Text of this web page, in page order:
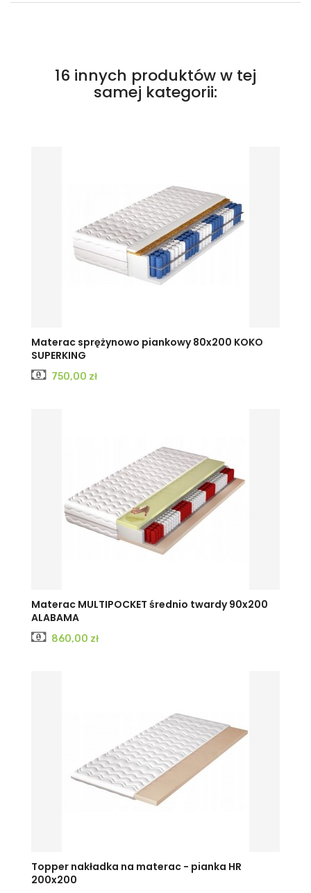
16 innych produktów w tej
samej kategorii:
Materac sprężynowo piankowy 80x200 KOKO
SUPERKING
Cena
750,00 zł
Materac MULTIPOCKET średnio twardy 90x200
ALABAMA
Cena
860,00 zł
Topper nakładka na materac - pianka HR
200x200